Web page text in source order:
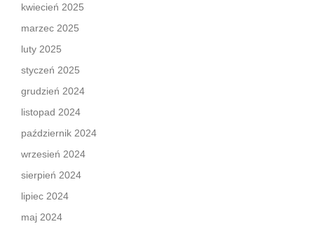
kwiecień 2025
marzec 2025
luty 2025
styczeń 2025
grudzień 2024
listopad 2024
październik 2024
wrzesień 2024
sierpień 2024
lipiec 2024
maj 2024